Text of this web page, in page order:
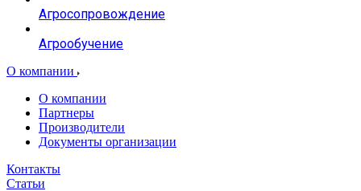
Агросопровождение
Агрообучение
О компании
О компании
Партнеры
Производители
Документы организации
Контакты
Статьи